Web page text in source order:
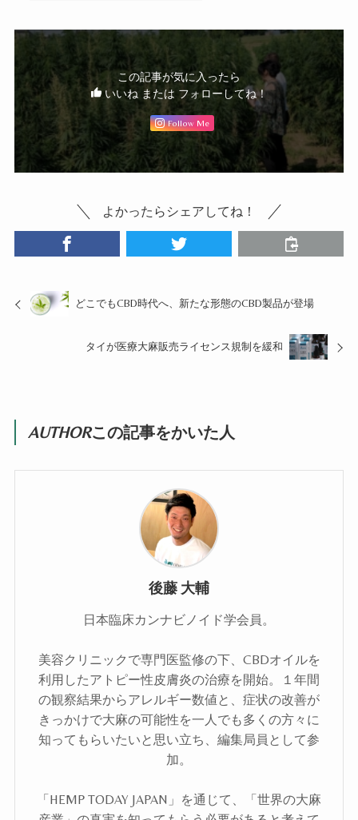
この記事が気に入ったら
いいね または フォローしてね！
Follow Me
よかったらシェアしてね！
どこでもCBD時代へ、新たな形態のCBD製品が登場
タイが医療大麻販売ライセンス規制を緩和
AUTHORこの記事をかいた人
後藤 大輔
日本臨床カンナビノイド学会員。
美容クリニックで専門医監修の下、CBDオイルを
利用したアトピー性皮膚炎の治療を開始。１年間
の観察結果からアレルギー数値と、症状の改善が
きっかけで大麻の可能性を一人でも多くの方々に
知ってもらいたいと思い立ち、編集局員として参
加。
「HEMP TODAY JAPAN」を通じて、「世界の大麻